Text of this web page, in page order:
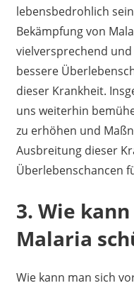
lebensbedrohlich
Bekämpfung von
vielversprechend
bessere
dieser Krankheit.
uns weiterhin
zu erhöhen und
Ausbreitung dieser
Überlebenschancen
3. Wie
Malaria
Wie kann man sich